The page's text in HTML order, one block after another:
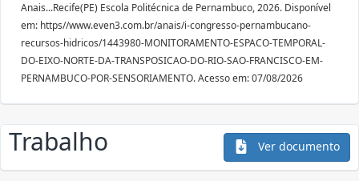
Anais...Recife(PE) Escola Politécnica de Pernambuco, 2026. Disponível
em: https//www.even3.com.br/anais/i-congresso-pernambucano-
recursos-hidricos/1443980-MONITORAMENTO-ESPACO-TEMPORAL-
DO-EIXO-NORTE-DA-TRANSPOSICAO-DO-RIO-SAO-FRANCISCO-EM-
PERNAMBUCO-POR-SENSORIAMENTO. Acesso em: 07/08/2026
Trabalho Ver documento